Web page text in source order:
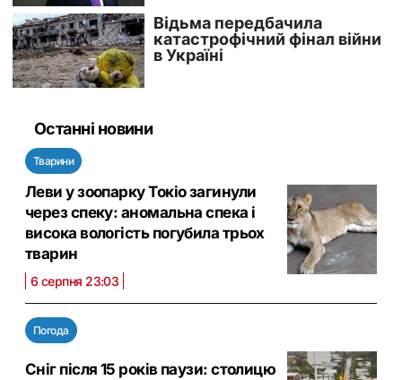
Останні новини
Тварини
Леви у зоопарку Токіо загинули
через спеку: аномальна спека і
висока вологість погубила трьох
тварин
6 серпня 23:03
Погода
Сніг після 15 років паузи: столицю